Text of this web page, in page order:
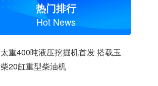
热门排行
Hot News
太重400吨液压挖掘机首发 搭载玉
柴20缸重型柴油机